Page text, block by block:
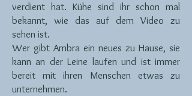
verdient hat. Kühe sind ihr schon mal
bekannt, wie das auf dem Video zu
sehen ist.
Wer gibt Ambra ein neues zu Hause, sie
kann an der Leine laufen und ist immer
bereit mit ihren Menschen etwas zu
unternehmen.